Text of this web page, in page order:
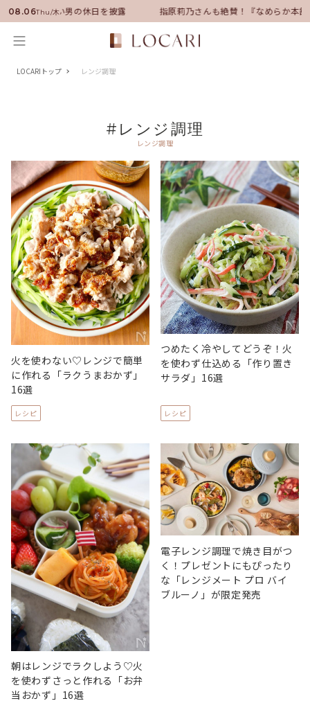
08.06Thu/木
就任！いい男の休日を披露 指原莉乃さんも絶賛！『なめらか本舗
LOCARIトップ レンジ調理
#レンジ調理
レンジ調理
火を使わない♡レンジで簡単
に作れる「ラクうまおかず」
16選
レシピ
つめたく冷やしてどうぞ！火
を使わず仕込める「作り置き
サラダ」16選
レシピ
朝はレンジでラクしよう♡火
を使わずさっと作れる「お弁
当おかず」16選
電子レンジ調理で焼き目がつ
く！プレゼントにもぴったり
な「レンジメート プロ バイ
ブルーノ」が限定発売